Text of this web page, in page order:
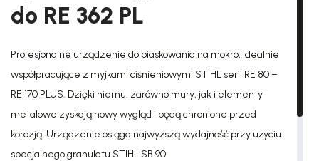
do RE 362 PL
Profesjonalne urządzenie do piaskowania na mokro, idealnie
współpracujące z myjkami ciśnieniowymi STIHL serii RE 80 –
RE 170 PLUS. Dzięki niemu, zarówno mury, jak i elementy
metalowe zyskają nowy wygląd i będą chronione przed
korozją. Urządzenie osiąga najwyższą wydajność przy użyciu
specjalnego granulatu STIHL SB 90.